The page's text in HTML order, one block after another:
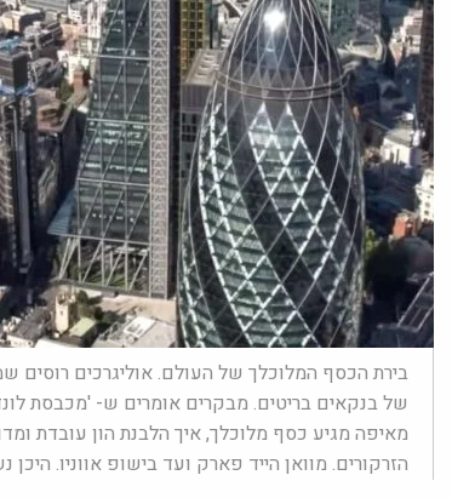
בירת הכסף המלוכלך של העולם. אוליגרכים רוסים
של בנקאים בריטים. מבקרים אומרים ש- 'מכבסת
מאיפה מגיע כסף מלוכלך, איך הלבנת הון עובדת
הזרקורים. מוואן הייד פארק ועד בישופ אווניו. היכן